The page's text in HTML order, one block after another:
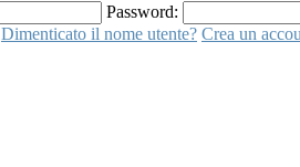
Password:
Dimenticato il nome utente? Crea un